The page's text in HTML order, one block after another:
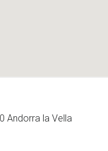
Andorra la Vella